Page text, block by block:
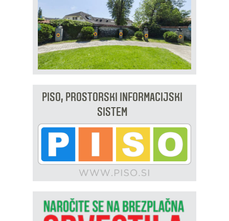
PISO, PROSTORSKI INFORMACIJSKI
SISTEM